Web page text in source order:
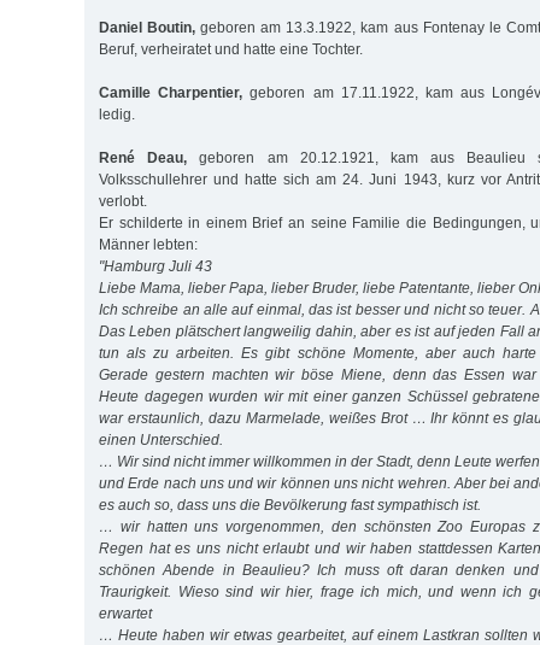
Daniel Boutin, geboren am 13.3.1922, kam aus Fontenay le
Beruf, verheiratet und hatte eine Tochter.
Camille Charpentier, geboren am 17.11.1922, kam aus
ledig.
René Deau, geboren am 20.12.1921, kam aus
Volksschullehrer und hatte sich am 24. Juni 1943, kurz vor
verlobt.
Er schilderte in einem Brief an seine Familie die Bedingungen,
Männer lebten:
"Hamburg Juli 43
Liebe Mama, lieber Papa, lieber Bruder, liebe Patentante, lieber
Ich schreibe an alle auf einmal, das ist besser und nicht so teuer.
Das Leben plätschert langweilig dahin, aber es ist auf jeden Fall
tun als zu arbeiten. Es gibt schöne Momente, aber auch harte
Gerade gestern machten wir böse Miene, denn das Essen
Heute dagegen wurden wir mit einer ganzen Schüssel
war erstaunlich, dazu Marmelade, weißes Brot … Ihr könnt es
einen Unterschied.
… Wir sind nicht immer willkommen in der Stadt, denn Leute
und Erde nach uns und wir können uns nicht wehren. Aber bei
es auch so, dass uns die Bevölkerung fast sympathisch ist.
… wir hatten uns vorgenommen, den schönsten Zoo Europas
Regen hat es uns nicht erlaubt und wir haben stattdessen
schönen Abende in Beaulieu? Ich muss oft daran denken
Traurigkeit. Wieso sind wir hier, frage ich mich, und wenn ich
erwartet
… Heute haben wir etwas gearbeitet, auf einem Lastkran sollten